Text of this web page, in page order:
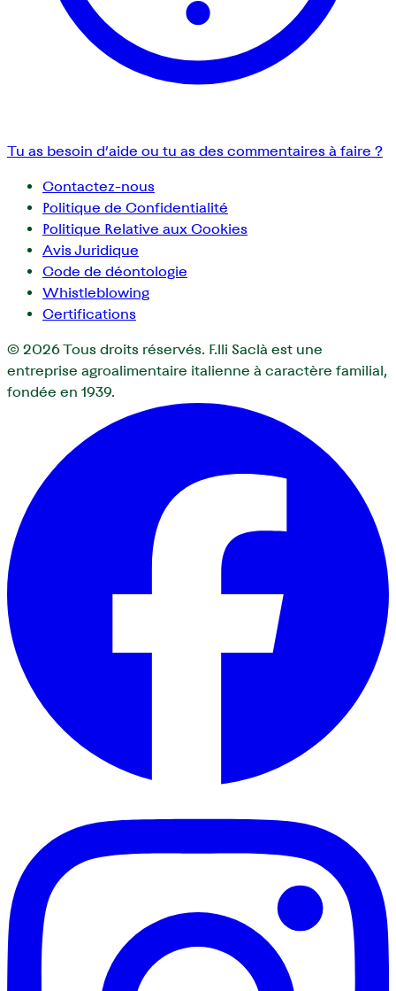
Tu as besoin d’aide ou tu as des commentaires à faire ?
Contactez-nous
Politique de Confidentialité
Politique Relative aux Cookies
Avis Juridique
Code de déontologie
Whistleblowing
Certifications
© 2026Tous droits réservés. F.lli Saclà est une
entreprise agroalimentaire italienne à caractère familial,
fondée en 1939.